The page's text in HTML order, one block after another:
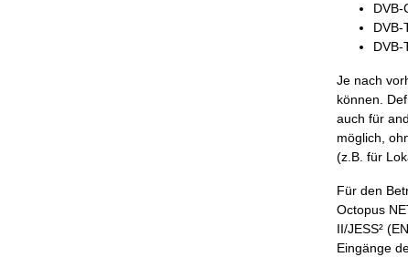
DVB-
DVB-
DVB-
Je nach
können.
auch für
möglich,
(z.B. für
Für den
Octopus
II/JESS²
Eingänge